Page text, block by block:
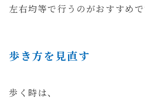
左右均等で行うのがおすすめで
歩き方を見直す
歩く時は、